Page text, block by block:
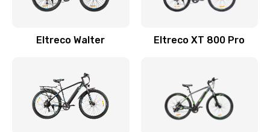
Eltreco Walter Eltreco XT 800 Pro